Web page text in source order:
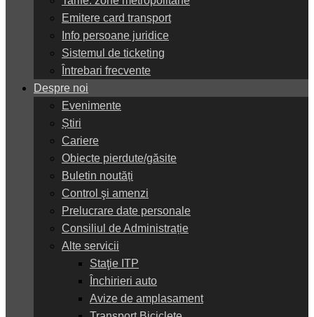
Emitere card transport
Info persoane juridice
Sistemul de ticketing
Întrebari frecvente
Despre noi
Evenimente
Știri
Cariere
Obiecte pierdute/găsite
Buletin noutăți
Control şi amenzi
Prelucrare date personale
Consiliul de Administrație
Alte servicii
Staţie ITP
Închirieri auto
Avize de amplasament